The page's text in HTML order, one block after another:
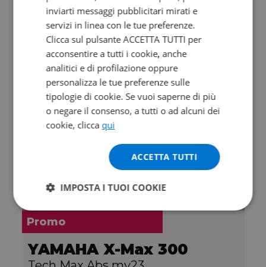
2021 | 6446 km | 124 cc | 15 Hp | 11 Kw
2.290
Promo
YAMAHA X-Max 300
inviarti messaggi pubblicitari mirati e
servizi in linea con le tue preferenze.
Clicca sul pulsante ACCETTA TUTTI per
acconsentire a tutti i cookie, anche
analitici e di profilazione oppure
personalizza le tue preferenze sulle
tipologie di cookie. Se vuoi saperne di più
o negare il consenso, a tutti o ad alcuni dei
cookie, clicca qui
ACCETTA TUTTI
IMPOSTA I TUOI COOKIE